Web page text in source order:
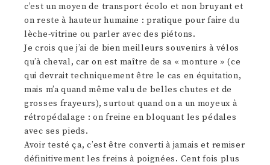
c’est un moyen de transport écolo et non bruyant et
on reste à hauteur humaine : pratique pour faire du
lèche-vitrine ou parler avec des piétons.
Je crois que j’ai de bien meilleurs souvenirs à vélos
qu’à cheval, car on est maître de sa « monture » (ce
qui devrait techniquement être le cas en équitation,
mais m’a quand même valu de belles chutes et de
grosses frayeurs), surtout quand on a un moyeux à
rétropédalage : on freine en bloquant les pédales
avec ses pieds.
Avoir testé ça, c’est être converti à jamais et remiser
définitivement les freins à poignées. Cent fois plus